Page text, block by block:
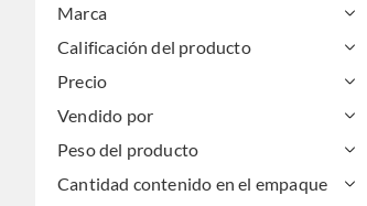
Marca
Calificación del producto
Precio
Vendido por
Peso del producto
Cantidad contenido en el empaque